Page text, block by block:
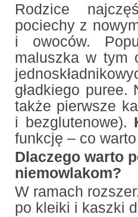
Rodzice
pociechy z
i owoców.
maluszka w tym
gładkiego
także pierwsze
i bezglutenowe).
funkcję – co
Dlaczego warto
niemowlakom?
W ramach
po kleiki i kaszki